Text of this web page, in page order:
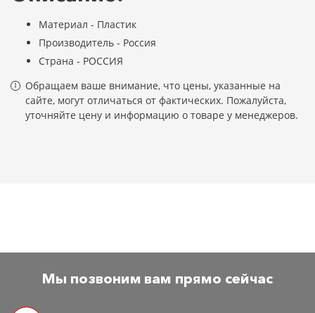
Материал - Пластик
Производитель - Россия
Страна - РОССИЯ
Обращаем ваше внимание, что цены, указанные на
сайте, могут отличаться от фактических. Пожалуйста,
уточняйте цену и информацию о товаре у менеджеров.
Мы позвоним вам прямо сейчас